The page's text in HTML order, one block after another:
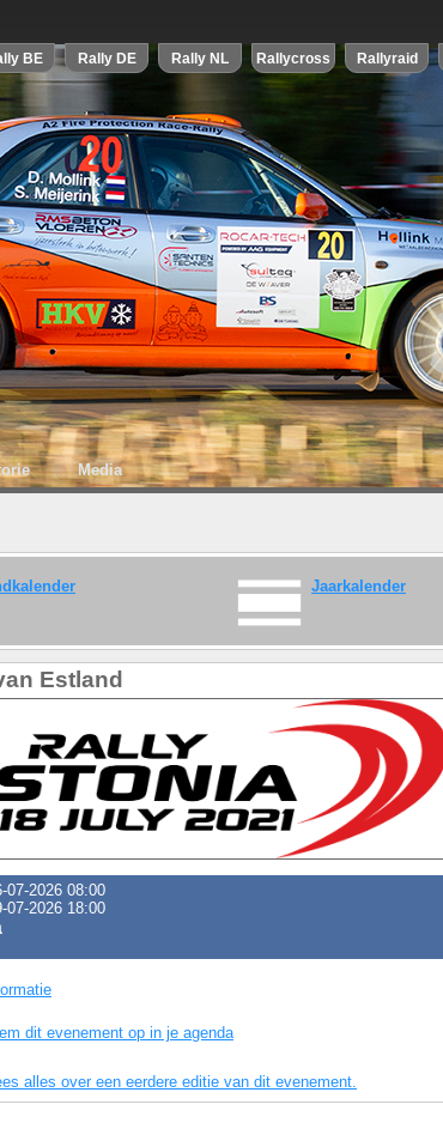
Media
Jaarkalender
Estland
07-2026 08:00
07-2026 18:00
dit evenement op in je agenda
alles over een eerdere editie van dit evenement.